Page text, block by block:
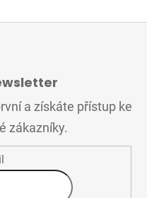
a získáte přístup ke
zákazníky.